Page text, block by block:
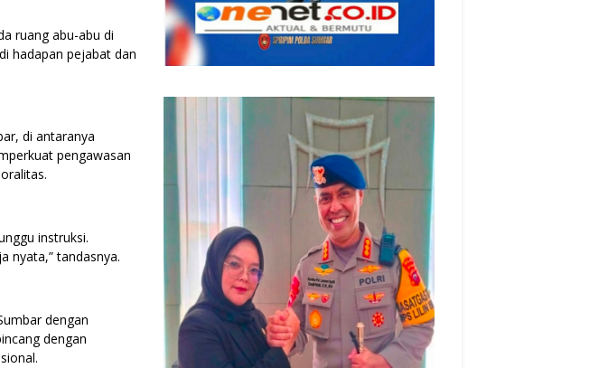
ruang abu-abu di
hadapan pejabat dan
di antaranya
pengawasan
instruksi.
nyata,” tandasnya.
dengan
dengan